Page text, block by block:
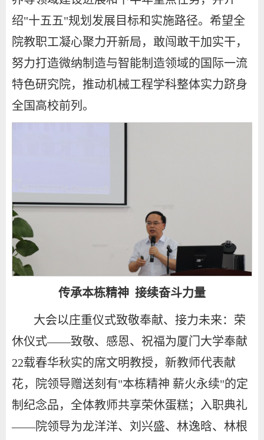
绍"十五五"规划发展目标和实施路径。希望全
院教职工凝心聚力开新局，敢闯敢干加实干，
努力打造微纳制造与智能制造领域的国际一流
特色研究院，推动机械工程学科整体实力跻身
全国高校前列。
传承本栋精神 接续奋斗力量
大会以庄重仪式致敬奉献、接力未来：荣
休仪式——致敬、感恩、祝福为厦门大学奉献
22载春华秋实的席文明教授，新教师代表献
花，院领导赠送刻有"本栋精神 薪火永续"的定
制纪念品，全体教师共享荣休蛋糕；入职典礼
——院领导为龙洋洋、刘兴盛、林逸晗、林根